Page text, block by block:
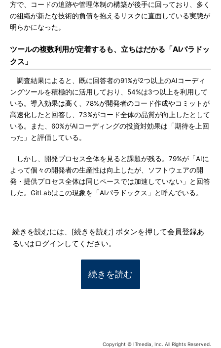
方で、コードの追跡や管理体制の構築が後手に回っており、多く
の組織が新たな技術的負債を抱えるリスクに直面している実態が
明らかになった。
ツールの複数利用が定着するも、立ちはだかる「AIパラドッ
クス」
調査結果によると、既に回答者の91%が2つ以上のAIコーディ
ングツールを積極的に活用しており、54%は3つ以上を利用して
いる。導入効果は高く、78%が開発者のコード作成やコミットが
高速化したと回答し、73%がコード全体の品質が向上したとして
いる。また、60%がAIコーディングの投資対効果は「期待を上回
った」と評価している。
しかし、開発プロセス全体を見ると課題が残る。79%が「AIに
よって個々の開発者の生産性は向上したが、ソフトウェアの開
発・提供プロセス全体は同じペースでは加速していない」と回答
した。GitLabはこの現象を「AIパラドックス」と呼んでいる。
続きを読むには、[続きを読む] ボタンを押して会員登録あ
るいはログインしてください。
続きを読む
Copyright © ITmedia, Inc. All Rights Reserved.